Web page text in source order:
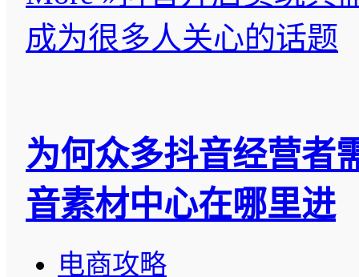
成为很多人关心的话题
为何众多抖音经营者
音素材中心在哪里进
电商攻略